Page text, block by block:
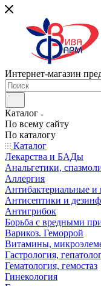
Интернет-магазин
Каталог
По всему сайту
По каталогу
Каталог
Лекарства и БАДы
Анальгетики,
Аллергия
Антибактериальные
Антисептики и
Антигрибок
Борьба с вредными
Варикоз. Геморрой
Витамины,
Гастрология,
Гематология, гемостаз
Гинекология